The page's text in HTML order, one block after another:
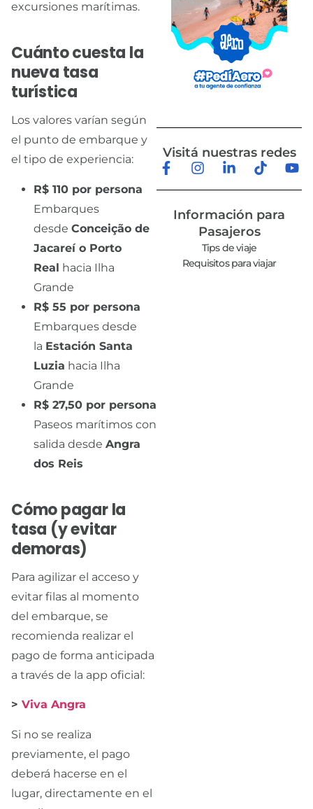
excursiones marítimas.
Cuánto cuesta la
nueva tasa
turística
Los valores varían según
el punto de embarque y
el tipo de experiencia:
R$ 110 por persona
Embarques
desde Conceição de
Jacareí o Porto
Real hacia Ilha
Grande
R$ 55 por persona
Embarques desde
la Estación Santa
Luzia hacia Ilha
Grande
R$ 27,50 por persona
Paseos marítimos con
salida desde Angra
dos Reis
Cómo pagar la
tasa (y evitar
demoras)
Para agilizar el acceso y
evitar filas al momento
del embarque, se
recomienda realizar el
pago de forma anticipada
a través de la app oficial:
> Viva Angra
Si no se realiza
previamente, el pago
deberá hacerse en el
lugar, directamente en el
Visitá nuestras redes
Información para
Pasajeros
Tips de viaje
Requisitos para viajar